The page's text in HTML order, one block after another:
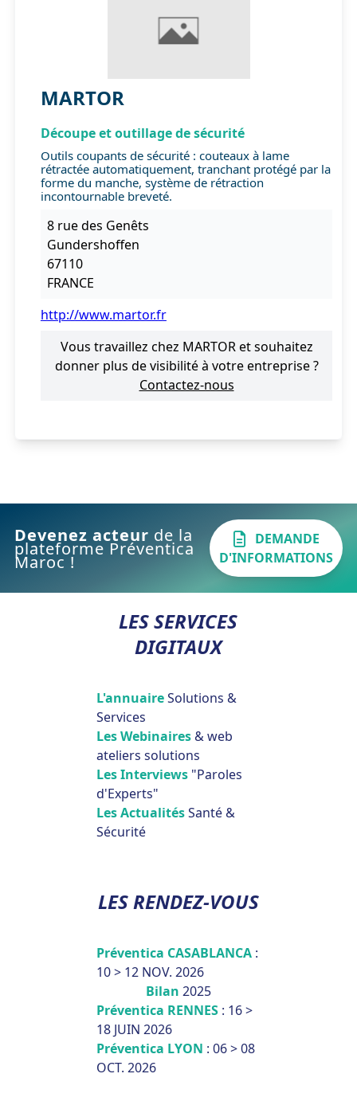
MARTOR
Découpe et outillage de sécurité
Outils coupants de sécurité : couteaux à lame
rétractée automatiquement, tranchant protégé par la
forme du manche, système de rétraction
incontournable breveté.
8 rue des Genêts
Gundershoffen
67110
FRANCE
http://www.martor.fr
Vous travaillez chez MARTOR et souhaitez
donner plus de visibilité à votre entreprise ?
Contactez-nous
Devenez acteur de la
plateforme Préventica
Maroc !
DEMANDE
D'INFORMATIONS
LES SERVICES
DIGITAUX
L'annuaireSolutions &
Services
Les Webinaires& web
ateliers solutions
Les Interviews "Paroles
d'Experts"
Les ActualitésSanté &
Sécurité
LES RENDEZ-VOUS
Préventica CASABLANCA :
10 > 12 NOV. 2026
Bilan 2025
Préventica RENNES : 16 >
18 JUIN 2026
Préventica LYON : 06 > 08
OCT. 2026